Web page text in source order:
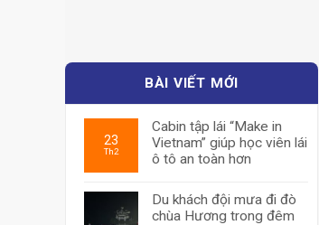
BÀI VIẾT MỚI
23
Th2
Cabin tập lái “Make in
Vietnam” giúp học viên lái
ô tô an toàn hơn
Du khách đội mưa đi đò
chùa Hương trong đêm